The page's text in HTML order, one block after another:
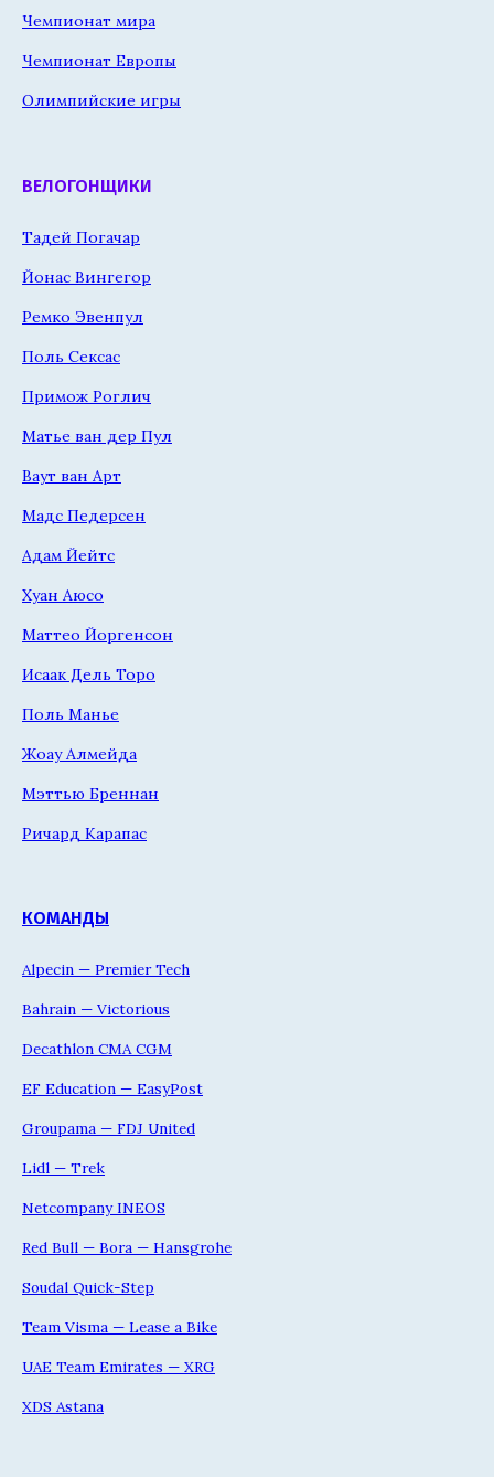
Чемпионат мира
Чемпионат Европы
Олимпийские игры
ВЕЛОГОНЩИКИ
Тадей Погачар
Йонас Вингегор
Ремко Эвенпул
Поль Сексас
Примож Роглич
Матье ван дер Пул
Ваут ван Арт
Мадс Педерсен
Адам Йейтс
Хуан Аюсо
Маттео Йоргенсон
Исаак Дель Торо
Поль Манье
Жоау Алмейда
Мэттью Бреннан
Ричард Карапас
КОМАНДЫ
Alpecin — Premier Tech
Bahrain — Victorious
Decathlon CMA CGM
EF Education — EasyPost
Groupama — FDJ United
Lidl — Trek
Netcompany INEOS
Red Bull — Bora — Hansgrohe
Soudal Quick-Step
Team Visma — Lease a Bike
UAE Team Emirates — XRG
XDS Astana